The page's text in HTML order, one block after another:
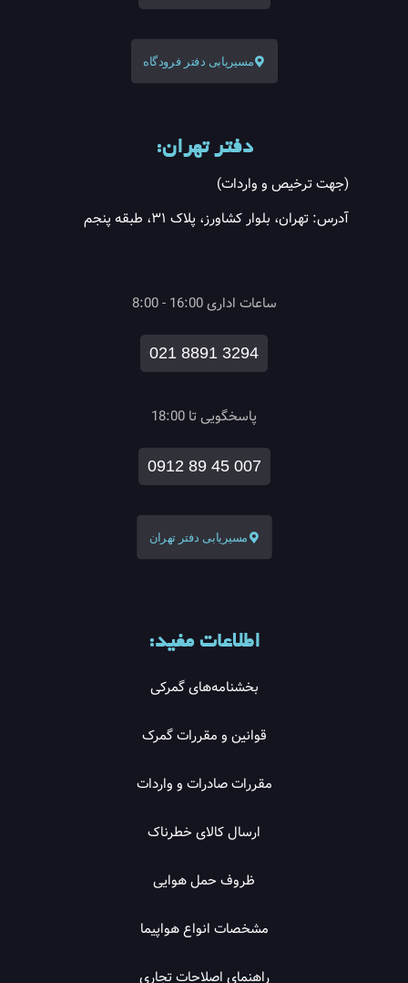
مسیریابی دفتر فرودگاه
دفتر تهران:
(جهت ترخیص و واردات)
آدرس: تهران، بلوار کشاورز، پلاک ۳۱، طبقه پنجم
ساعات اداری 16:00 - 8:00
021 8891 3294
پاسخگویی تا 18:00
0912 89 45 007
مسیریابی دفتر تهران
اطلاعات مفید:
بخشنامه‌های گمرکی
قوانین و مقررات گمرک
مقررات صادرات و واردات
ارسال کالای خطرناک
ظروف حمل هوایی
مشخصات انواع هواپیما
راهنمای اصلاحات تجاری